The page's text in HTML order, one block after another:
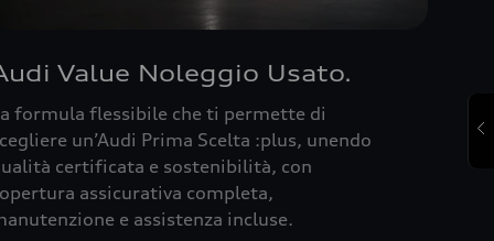
Value Noleggio Usato.
formula flessibile che ti permette di
un’Audi Prima Scelta :plus, unendo
certificata e sostenibilità, con
assicurativa completa,
e assistenza incluse.